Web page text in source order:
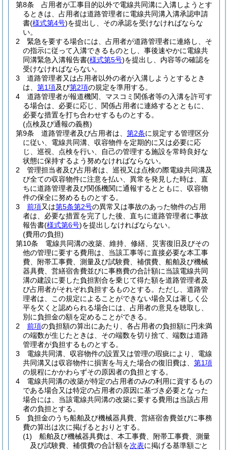
第8条
占用者が工事目的以外で電線共同溝に入溝しようとす
るときは、占用者は道路管理者に電線共同溝入溝承認申請
書(様式第4号)を提出し、その承認を受けなければならな
い。
2
緊急を要する場合には、占用者が道路管理者に連絡し、そ
の指示に従って入溝できるものとし、事後速やかに電線共
同溝緊急入溝報告書(様式第5号)を提出し、内容等の確認を
受けなければならない。
3
道路管理者又は占用者以外の者が入溝しようとするとき
は、 第1項及び第2項の規定を準用する。
4
道路管理者が報道機関、マスコミ関係者等の入溝を許可す
る場合は、必要に応じ、関係占用者に連絡するとともに、
必要な措置を打ち合わせするものとする。
(点検及び通報の義務)
第9条
道路管理者及び占用者は、 第2条に規定する管理区分
に従い、電線共同溝、収容物件を定期的に又は必要に応
じ、巡視、点検を行い、自己の管理する施設を常時良好な
状態に保持するよう努めなければならない。
2
管理担当者及び占用者は、巡視又は点検の際電線共同溝及
び全ての収容物件に注意を払い、異常を発見した時は、直
ちに道路管理者及び関係機関に通報するとともに、収容物
件の保全に努めるものとする。
3
前項又は第5条第2号の異常又は事故のあった物件の占用
者は、必要な措置を完了した後、直ちに道路管理者に事故
報告書(様式第6号)を提出しなければならない。
(費用の負担)
第10条
電線共同溝の改築、維持、修繕、災害復旧及びその
他の管理に要する費用は、当該工事等に直接必要な本工事
費、附帯工事費、測量及び試験費、補償費、船舶及び機械
器具費、営繕宿舎費並びに事務費の合計額に当該電線共同
溝の建設に要した負担割合を乗じて得た額を道路管理者及
び占用者がそれぞれ負担するものとする。 ただし、道路管
理者は、この規定によることができない場合又は著しく公
平を欠くと認められる場合には、占用者の意見を聴取し、
別に負担金の額を定めることができる。
2
前項の負担額の算出にあたり、各占用者の負担額に円未満
の端数が生じたときは、その端数を切り捨て、端数は道路
管理者が負担するものとする。
3
電線共同溝、収容物件の設置又は管理の瑕疵により、電線
共同溝又は収容物件に損害を与えた場合の復旧費は、 第1項
の規程にかかわらずその原因者の負担とする。
4
電線共同溝の改築が特定の占用者のみの利用に資するもの
である場合又は特定の占用者の原因に基づき必要となった
場合には、当該電線共同溝の改築に要する費用は当該占用
者の負担とする。
5
負担金のうち船舶及び機械器具費、営繕宿舎費並びに事務
費の算出は次に掲げるとおりとする。
(1)
船舶及び機械器具費は、本工事費、附帯工事費、測量
及び試験費、補償費の合計額を次表に掲げる基準額ごと